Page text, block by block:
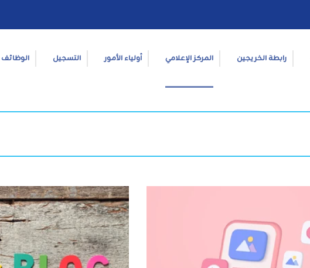
رابطة الخريجين المركز الإعلامي أولياء الأمور التسجيل الوظائف